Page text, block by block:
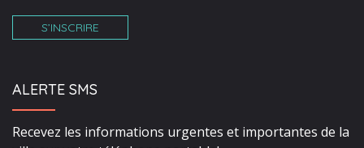
S’INSCRIRE
ALERTE SMS
Recevez les informations urgentes et importantes de la